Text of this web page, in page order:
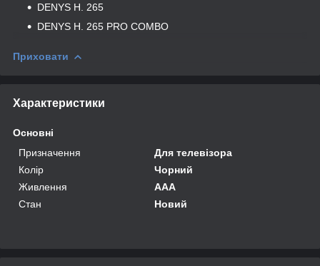
DENYS H. 265
DENYS H. 265 PRO COMBO
Приховати
Характеристики
Основні
Призначення
Для телевізора
Колір
Чорний
Живлення
AAA
Стан
Новий